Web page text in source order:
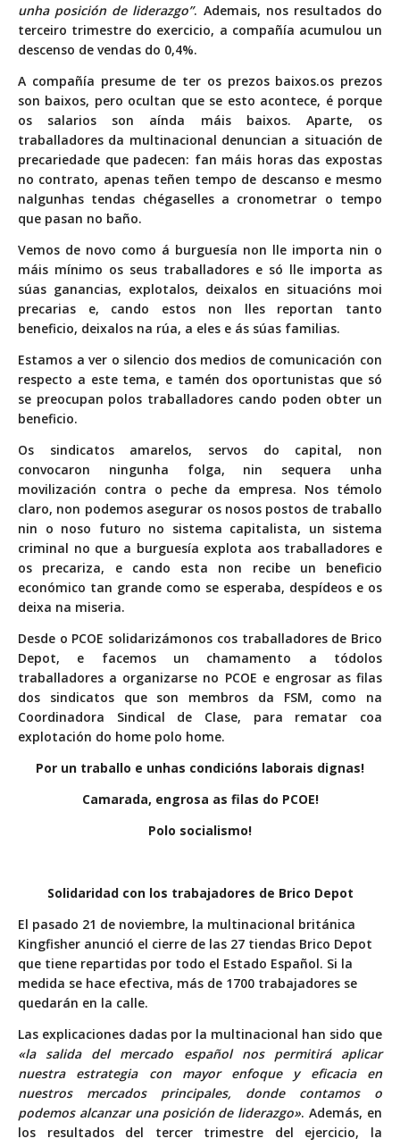
unha posición de liderazgo”. Ademais, nos resultados do
terceiro trimestre do exercicio, a compañía acumulou un
descenso de vendas do 0,4%.
A compañía presume de ter os prezos baixos.os prezos
son baixos, pero ocultan que se esto acontece, é porque
os salarios son aínda máis baixos. Aparte, os
traballadores da multinacional denuncian a situación de
precariedade que padecen: fan máis horas das expostas
no contrato, apenas teñen tempo de descanso e mesmo
nalgunhas tendas chégaselles a cronometrar o tempo
que pasan no baño.
Vemos de novo como á burguesía non lle importa nin o
máis mínimo os seus traballadores e só lle importa as
súas ganancias, explotalos, deixalos en situacións moi
precarias e, cando estos non lles reportan tanto
beneficio, deixalos na rúa, a eles e ás súas familias.
Estamos a ver o silencio dos medios de comunicación con
respecto a este tema, e tamén dos oportunistas que só
se preocupan polos traballadores cando poden obter un
beneficio.
Os sindicatos amarelos, servos do capital, non
convocaron ningunha folga, nin sequera unha
movilización contra o peche da empresa. Nos témolo
claro, non podemos asegurar os nosos postos de traballo
nin o noso futuro no sistema capitalista, un sistema
criminal no que a burguesía explota aos traballadores e
os precariza, e cando esta non recibe un beneficio
económico tan grande como se esperaba, despídeos e os
deixa na miseria.
Desde o PCOE solidarizámonos cos traballadores de Brico
Depot, e facemos un chamamento a tódolos
traballadores a organizarse no PCOE e engrosar as filas
dos sindicatos que son membros da FSM, como na
Coordinadora Sindical de Clase, para rematar coa
explotación do home polo home.
Por un traballo e unhas condicións laborais dignas!
Camarada, engrosa as filas do PCOE!
Polo socialismo!
Solidaridad con los trabajadores de Brico Depot
El pasado 21 de noviembre, la multinacional británica
Kingfisher anunció el cierre de las 27 tiendas Brico Depot
que tiene repartidas por todo el Estado Español. Si la
medida se hace efectiva, más de 1700 trabajadores se
quedarán en la calle.
Las explicaciones dadas por la multinacional han sido que
«la salida del mercado español nos permitirá aplicar
nuestra estrategia con mayor enfoque y eficacia en
nuestros mercados principales, donde contamos o
podemos alcanzar una posición de liderazgo». Además, en
los resultados del tercer trimestre del ejercicio, la